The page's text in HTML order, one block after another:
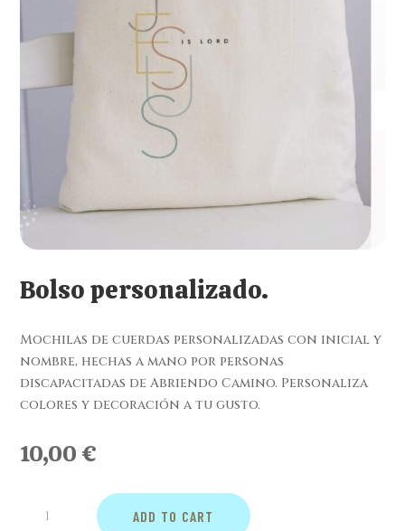
Bolso personalizado.
Mochilas de cuerdas personalizadas con inicial y
nombre, hechas a mano por personas
discapacitadas de Abriendo Camino. Personaliza
colores y decoración a tu gusto.
10,00 €
personalizado.
ADD TO CART